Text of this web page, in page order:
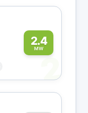
2.4
MW
2